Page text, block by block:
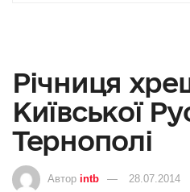
Річниця
Київської
Тернополі
Автор intb 28.07.2014